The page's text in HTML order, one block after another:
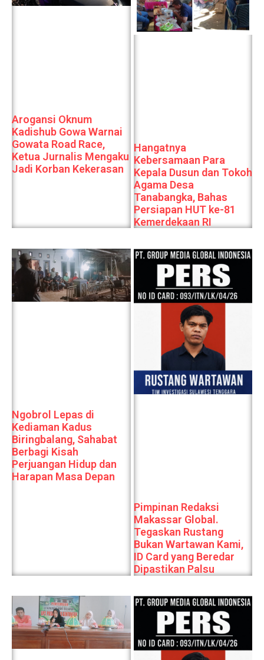
Arogansi Oknum
Kadishub Gowa Warnai
Gowata Road Race,
Ketua Jurnalis Mengaku
Jadi Korban Kekerasan
Hangatnya
Kebersamaan Para
Kepala Dusun dan Tokoh
Agama Desa
Tanabangka, Bahas
Persiapan HUT ke-81
Kemerdekaan RI
Ngobrol Lepas di
Kediaman Kadus
Biringbalang, Sahabat
Berbagi Kisah
Perjuangan Hidup dan
Harapan Masa Depan
Pimpinan Redaksi
Makassar Global.
Tegaskan Rustang
Bukan Wartawan Kami,
ID Card yang Beredar
Dipastikan Palsu